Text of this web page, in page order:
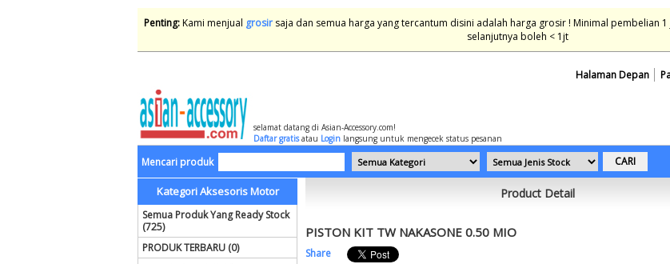
Penting:Kami menjual grosir saja dan semua harga yang tercantum disini adalah harga grosir ! Minimal pembelian
selanjutnya boleh < 1jt
Halaman Depan
selamat datang di Asian-Accessory.com!
Daftar gratisatau Login langsung untuk mengecek status pesanan
Mencari produk
Kategori Aksesoris Motor
Semua Produk Yang Ready Stock
(725)
PRODUK TERBARU (0)
Product Detail
PISTON KIT TW NAKASONE 0.50 MIO
Share